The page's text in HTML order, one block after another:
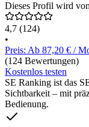
Dieses Profil wird
4,7 (124)
•
Preis: Ab 87,20 € /
(124 Bewertungen)
Kostenlos testen
SE Ranking ist das
Sichtbarkeit – mit
Bedienung.